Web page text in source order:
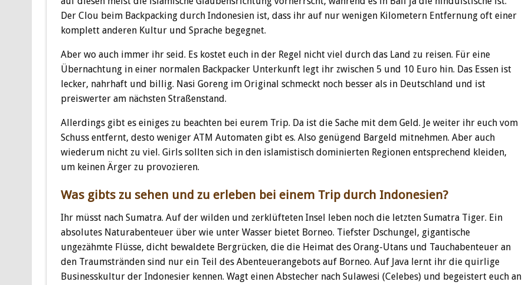
Der Clou beim Backpacking durch Indonesien ist, dass ihr auf nur wenigen Kilometern Entfernung oft einer
komplett anderen Kultur und Sprache begegnet.
Aber wo auch immer ihr seid. Es kostet euch in der Regel nicht viel durch das Land zu reisen. Für eine
Übernachtung in einer normalen Backpacker Unterkunft legt ihr zwischen 5 und 10 Euro hin. Das Essen ist
lecker, nahrhaft und billig. Nasi Goreng im Original schmeckt noch besser als in Deutschland und ist
preiswerter am nächsten Straßenstand.
Allerdings gibt es einiges zu beachten bei eurem Trip. Da ist die Sache mit dem Geld. Je weiter ihr euch vom
Schuss entfernt, desto weniger ATM Automaten gibt es. Also genügend Bargeld mitnehmen. Aber auch
wiederum nicht zu viel. Girls sollten sich in den islamistisch dominierten Regionen entsprechend kleiden,
um keinen Ärger zu provozieren.
Was gibts zu sehen und zu erleben bei einem Trip durch Indonesien?
Ihr müsst nach Sumatra. Auf der wilden und zerklüfteten Insel leben noch die letzten Sumatra Tiger. Ein
absolutes Naturabenteuer über wie unter Wasser bietet Borneo. Tiefster Dschungel, gigantische
ungezähmte Flüsse, dicht bewaldete Bergrücken, die die Heimat des Orang-Utans und Tauchabenteuer an
den Traumstränden sind nur ein Teil des Abenteuerangebots auf Borneo. Auf Java lernt ihr die quirlige
Businesskultur der Indonesier kennen. Wagt einen Abstecher nach Sulawesi (Celebes) und begeistert euch an